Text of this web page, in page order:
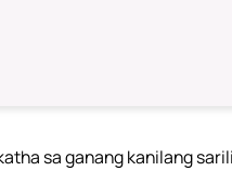
sa ganang kanilang